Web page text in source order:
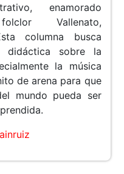
enamorado
Vallenato,
columna busca
didáctica sobre la
la música
de arena para que
mundo pueda ser